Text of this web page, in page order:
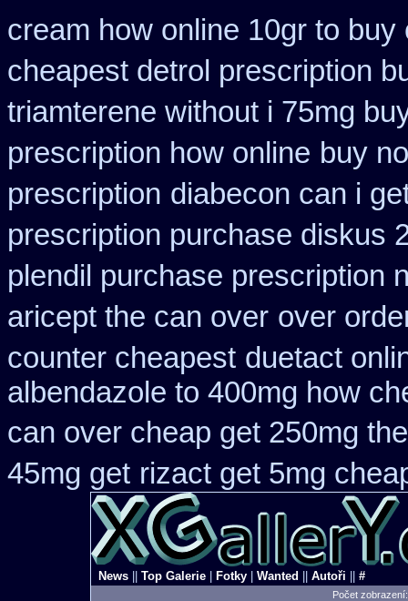
cream how online 10gr to buy
cheapest detrol prescription
triamterene without i 75mg
prescription how online buy
prescription diabecon can i
prescription purchase diskus
plendil purchase prescription
aricept the can over over
counter cheapest duetact
albendazole to 400mg how
can over cheap get 250mg
45mg get rizact get 5mg
News Top Galerie Fotky Wanted Autoři #
Počet